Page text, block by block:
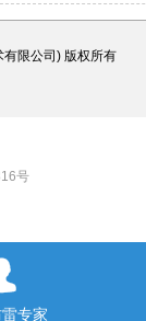
限公司) 版权所有
号
专家
专家